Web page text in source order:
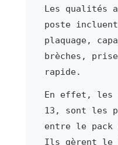
Les qualités
poste
plaquage,
brèches,
rapide.
En effet, les
13, sont les
entre le
Ils gèrent le